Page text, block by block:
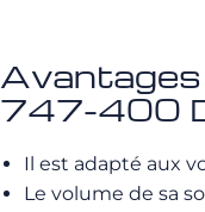
Avantages
747-400
Il est adapté aux
Le volume de sa